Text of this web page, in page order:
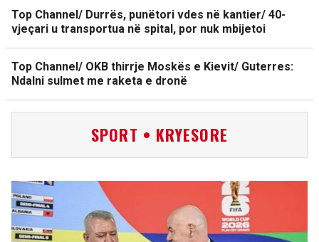
Top Channel/ Durrës, punëtori vdes në kantier/ 40-
vjeçari u transportua në spital, por nuk mbijetoi
Top Channel/ OKB thirrje Moskës e Kievit/ Guterres:
Ndalni sulmet me raketa e dronë
SPORT • KRYESORE